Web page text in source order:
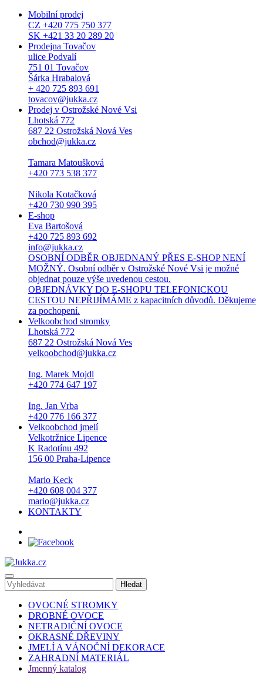
Mobilní prodej
CZ +420 775 750 377
SK +421 33 20 289 20
Prodejna Tovačov
ulice Podvalí
751 01 Tovačov
Šárka Hrabalová
+ 420 725 893 691
tovacov@jukka.cz
Prodej v Ostrožské Nové Vsi
Lhotská 772
687 22 Ostrožská Nová Ves
obchod@jukka.cz
Tamara Matoušková
+420 773 538 377
Nikola Kotačková
+420 730 990 395
E-shop
Eva Bartošová
+420 725 893 692
info@jukka.cz
OSOBNÍ ODBĚR OBJEDNANÝ PŘES E-SHOP NENÍ
MOŽNÝ. Osobní odběr v Ostrožské Nové Vsi je možné
objednat pouze výše uvedenou cestou.
OBJEDNÁVKY DO E-SHOPU TELEFONICKOU
CESTOU NEPŘIJÍMÁME z kapacitních důvodů. Děkujeme
za pochopení.
Velkoobchod stromky
Lhotská 772
687 22 Ostrožská Nová Ves
velkoobchod@jukka.cz
Ing. Marek Mojdl
+420 774 647 197
Ing. Jan Vrba
+420 776 166 377
Velkoobchod jmelí
Velkotržnice Lipence
K Radotínu 492
156 00 Praha-Lipence
Mario Keck
+420 608 004 377
mario@jukka.cz
KONTAKTY
OVOCNÉ STROMKY
DROBNÉ OVOCE
NETRADIČNÍ OVOCE
OKRASNÉ DŘEVINY
JMELÍ A VÁNOČNÍ DEKORACE
ZAHRADNÍ MATERIÁL
Jmenný katalog